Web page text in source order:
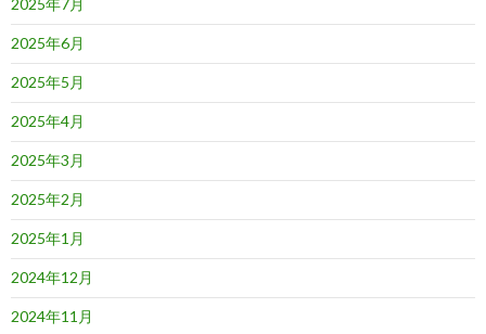
2025年7月
2025年6月
2025年5月
2025年4月
2025年3月
2025年2月
2025年1月
2024年12月
2024年11月